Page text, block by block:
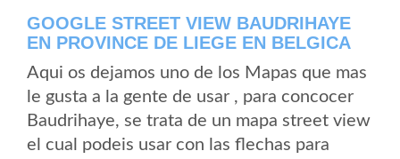
GOOGLE STREET VIEW BAUDRIHAYE
EN PROVINCE DE LIEGE EN BELGICA
Aqui os dejamos uno de los Mapas que mas
le gusta a la gente de usar , para concocer
Baudrihaye, se trata de un mapa street view
el cual podeis usar con las flechas para